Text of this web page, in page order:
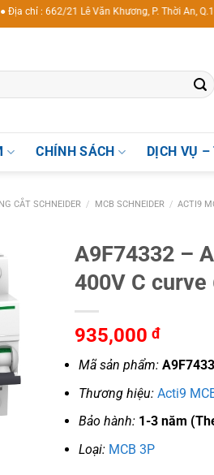
: 662/21 Lê Văn Khương, P. Thời An, Q.12, TP
CHÍNH SÁCH DỊCH VỤ
CẮT SCHNEIDER / MCB SCHNEIDER / ACTI9
A9F74332 –
400V C curve
935,000 đ
Mã sản phẩm:
Thương hiệu:Acti9
Bảo hành: 1-3 năm
Loại: MCB 3P